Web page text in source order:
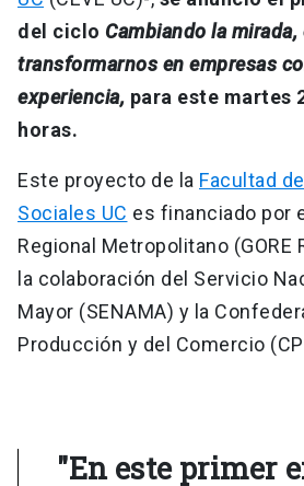
del ciclo Cambiando la mirada,
transformarnos en empresas
experiencia, para este martes
horas.
Este proyecto de la Facultad
Sociales UC es financiado por
Regional Metropolitano (GORE
la colaboración del Servicio
Mayor (SENAMA) y la
Producción y del Comercio
"En este primer